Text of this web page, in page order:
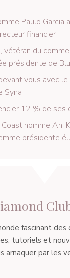
Paulo Garcia
financier
vétéran du
présidente de
vous avec
Syna
12 % de ses
nomme Ani
présidente
fascinant des
tutoriels et
arnaquer par les